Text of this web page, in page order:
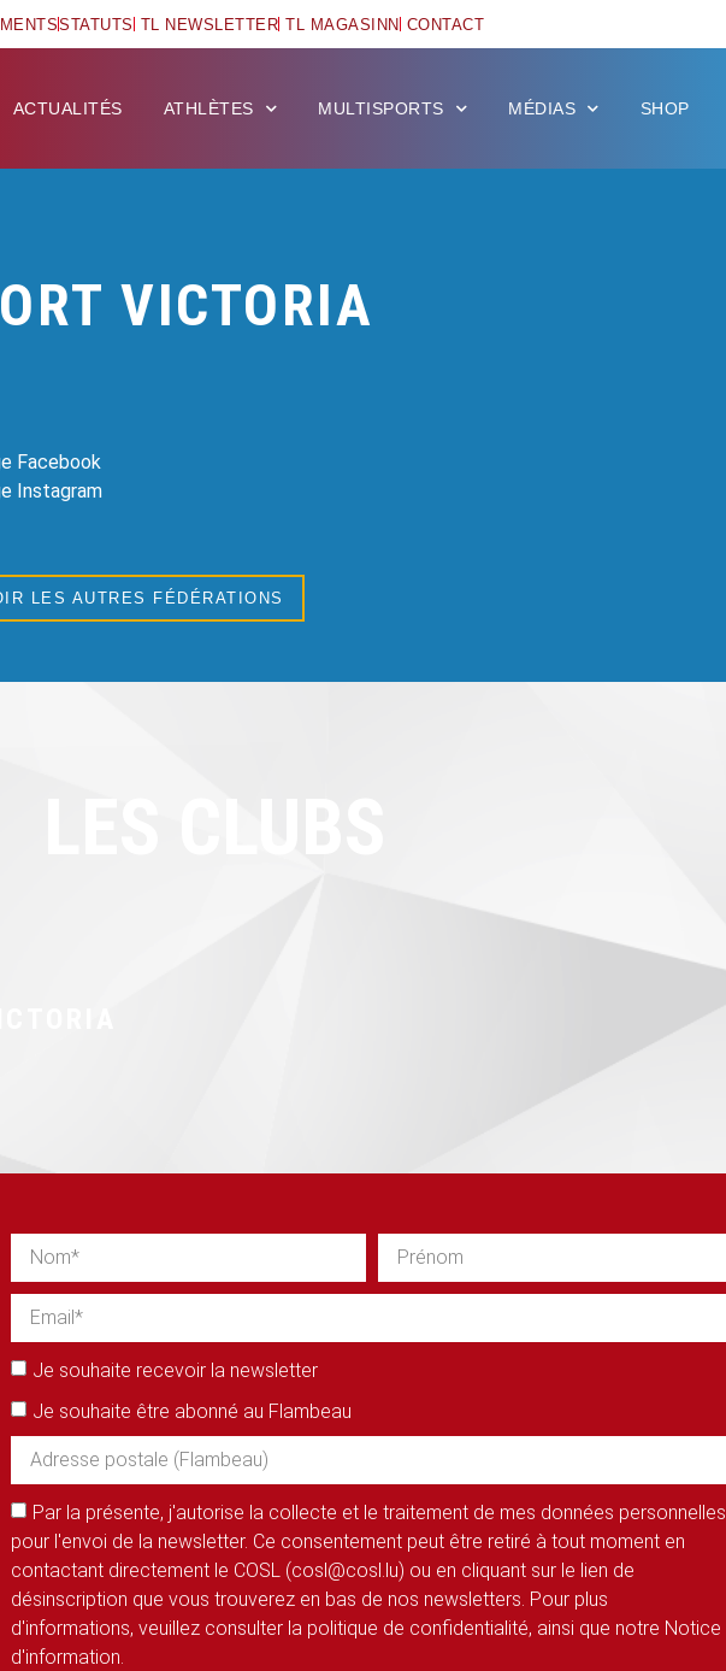
STATUTS TL NEWSLETTER TL MAGASINN CONTACT
ACTUALITÉS ATHLÈTES MULTISPORTS MÉDIAS SHOP
VICTORIA
Facebook
Instagram
LES AUTRES FÉDÉRATIONS
Je souhaite recevoir la newsletter
Je souhaite être abonné au Flambeau
Par la présente, j'autorise la collecte et le traitement de mes données personnelles
pour l'envoi de la newsletter. Ce consentement peut être retiré à tout moment en
contactant directement le COSL (cosl@cosl.lu) ou en cliquant sur le lien de
désinscription que vous trouverez en bas de nos newsletters. Pour plus
d'informations, veuillez consulter la politique de confidentialité, ainsi que notre Notice
d'information.